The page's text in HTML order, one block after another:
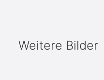
Weitere Bilder